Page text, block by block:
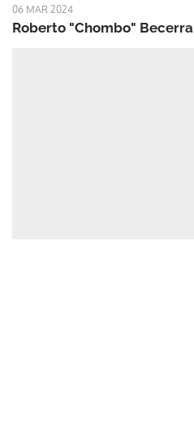
06 MAR 2024
Roberto "Chombo" Becerra